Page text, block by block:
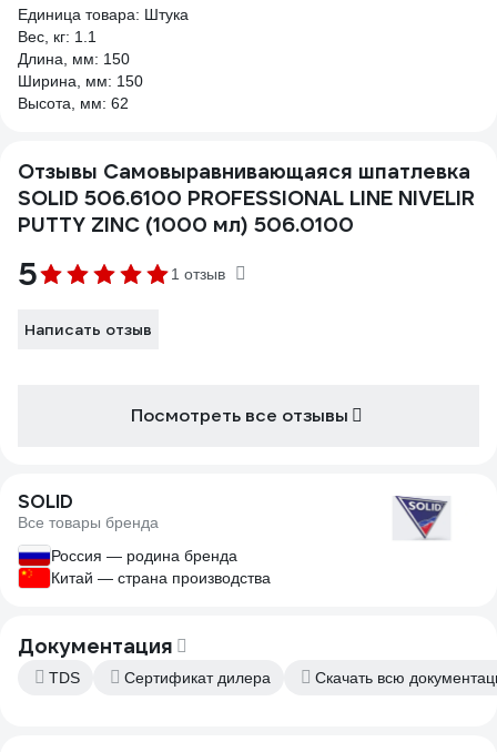
Единица товара: Штука
Вес, кг: 1.1
Длина, мм: 150
Ширина, мм: 150
Высота, мм: 62
Отзывы Самовыравнивающаяся шпатлевка
SOLID 506.6100 PROFESSIONAL LINE NIVELIR
PUTTY ZINC (1000 мл) 506.0100
5 1 отзыв
Написать отзыв
Посмотреть все отзывы
SOLID
Все товары бренда
Россия — родина бренда
Китай — страна производства
Документация
TDS Сертификат дилера Скачать всю